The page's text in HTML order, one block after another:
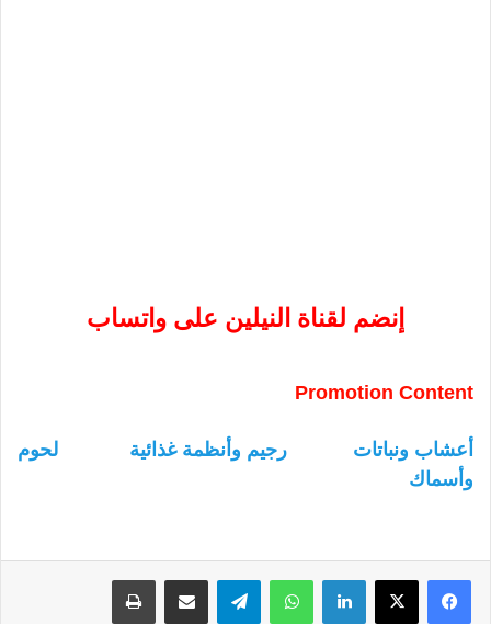
إنضم لقناة النيلين على واتساب
Promotion Content
أعشاب ونباتات رجيم وأنظمة غذائية
لحوم
وأسماك
لينكدإن واتساب